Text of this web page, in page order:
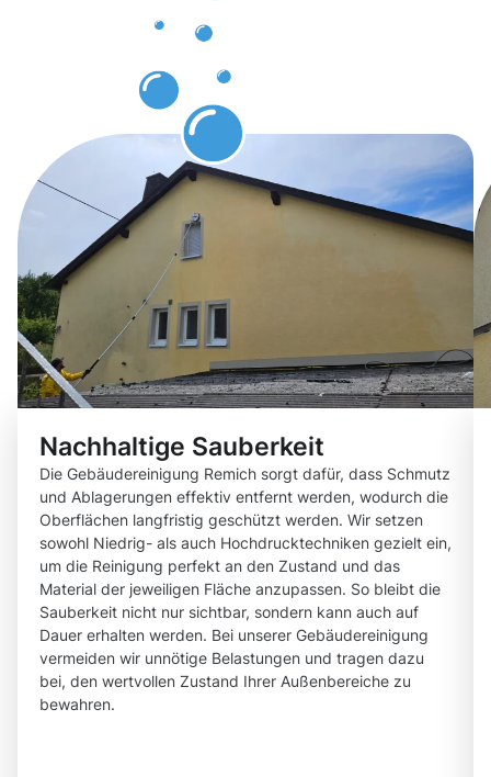
Nachhaltige Sauberkeit
Die Gebäudereinigung Remich sorgt dafür, dass Schmutz
und Ablagerungen effektiv entfernt werden, wodurch die
Oberflächen langfristig geschützt werden. Wir setzen
sowohl Niedrig- als auch Hochdrucktechniken gezielt ein,
um die Reinigung perfekt an den Zustand und das
Material der jeweiligen Fläche anzupassen. So bleibt die
Sauberkeit nicht nur sichtbar, sondern kann auch auf
Dauer erhalten werden. Bei unserer Gebäudereinigung
vermeiden wir unnötige Belastungen und tragen dazu
bei, den wertvollen Zustand Ihrer Außenbereiche zu
bewahren.